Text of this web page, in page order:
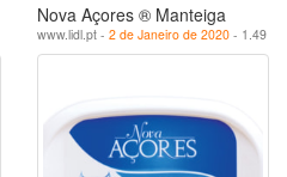
Nova Açores ® Manteiga
www.lidl.pt - 2 de Janeiro de 2020 - 1.49